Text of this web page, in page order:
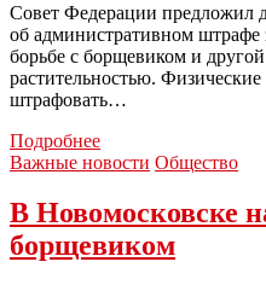
Совет Федерации
об административном штрафе
борьбе с борщевиком и
растительностью. Физические
штрафовать…
ПодробнееЗа
Борщевик
даче
могут
начать
Важные новости Общество
В Новомосковске
борщевиком